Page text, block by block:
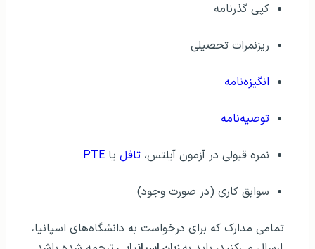
کپی گذرنامه
ریزنمرات تحصیلی
انگیزه‌نامه
توصیه‌نامه
نمره قبولی در آزمون آیلتس، تافل یا PTE
سوابق کاری (در صورت وجود)
تمامی مدارک که برای درخواست به دانشگاه‌های اسپانیا،